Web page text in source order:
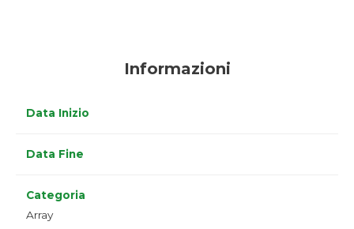
Informazioni
Data Inizio
Data Fine
Categoria
Array